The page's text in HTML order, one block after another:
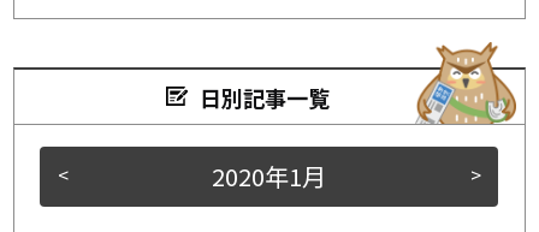
日別記事一覧
< >
2020年1月